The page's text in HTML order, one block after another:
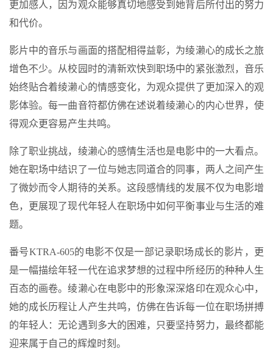
更加感人，因为观众能够真切地感受到她背后所付出的努力
和代价。
影片中的音乐与画面的搭配相得益彰，为绫濑心的成长之旅
增色不少。从校园时的清新欢快到职场中的紧张激烈，音乐
始终贴合着绫濑心的情感变化，为观众提供了更加深入的观
影体验。每一曲音符都仿佛在述说着绫濑心的内心世界，使
得观众更容易产生共鸣。
除了职业挑战，绫濑心的感情生活也是电影中的一大看点。
她在职场中结识了一位与她志同道合的同事，两人之间产生
了微妙而令人期待的关系。这段感情线的发展不仅为电影增
色，更展现了现代年轻人在职场中如何平衡事业与生活的难
题。
番号KTRA-605的电影不仅是一部记录职场成长的影片，更
是一幅描绘年轻一代在追求梦想的过程中所经历的种种人生
百态的画卷。绫濑心在电影中的形象深深烙印在观众心中，
她的成长历程让人产生共鸣，仿佛在告诉每一位在职场拼搏
的年轻人：无论遇到多大的困难，只要坚持努力，最终都能
迎来属于自己的辉煌时刻。